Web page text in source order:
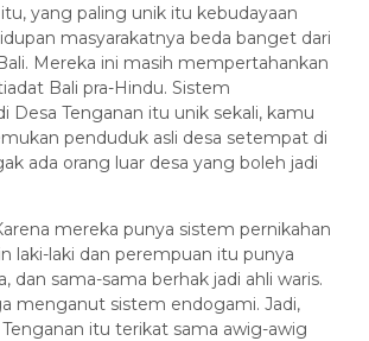
yang paling unik itu kebudayaan
masyarakatnya beda banget dari
Mereka ini masih mempertahankan
Bali pra-Hindu. Sistem
Desa Tenganan itu unik sekali, kamu
penduduk asli desa setempat di
ada orang luar desa yang boleh jadi
mereka punya sistem pernikahan
laki-laki dan perempuan itu punya
dan sama-sama berhak jadi ahli waris.
menganut sistem endogami. Jadi,
itu terikat sama awig-awig